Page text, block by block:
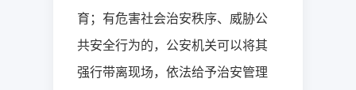
育；有危害社会治安秩序、威胁公
共安全行为的，公安机关可以将其
强行带离现场，依法给予治安管理